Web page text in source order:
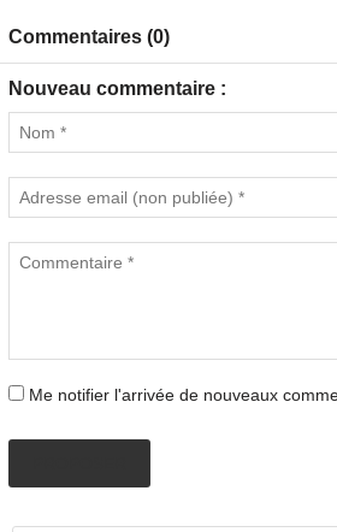
Commentaires (0)
Nouveau commentaire :
Me notifier l'arrivée de nouveaux